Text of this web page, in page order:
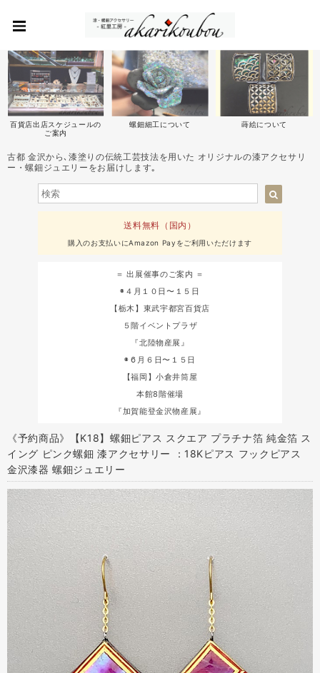
百貨店出店スケジュールの
ご案内
螺鈿細工について 蒔絵について
古都 金沢から､漆塗りの伝統工芸技法を用いた オリジナルの漆アクセサリ
ー・螺鈿ジュエリーをお届けします｡
送料無料（国内）
購入のお支払いにAmazon Payをご利用いただけます
＝ 出展催事のご案内 ＝
◉４月１０日〜１５日
【栃木】東武宇都宮百貨店
５階イベントプラザ
『北陸物産展』
◉６月６日〜１５日
【福岡】小倉井筒屋
本館8階催場
『加賀能登金沢物産展』
《予約商品》【K18】螺鈿ピアス スクエア プラチナ箔 純金箔 ス
イング ピンク螺鈿 漆アクセサリー ：18Kピアス フックピアス
金沢漆器 螺鈿ジュエリー